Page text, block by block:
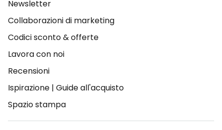
Newsletter
Collaborazioni di marketing
Codici sconto & offerte
Lavora con noi
Recensioni
Ispirazione | Guide all'acquisto
Spazio stampa